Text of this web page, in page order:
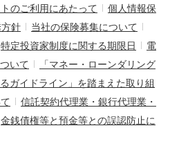
のご利用にあたって
個人情報保
針
当社の保険募集について
特定投資家制度に関する期限日
電
いて
「マネー・ローンダリング
ガイドライン」を踏まえた取り組
信託契約代理業・銀行代理業・
金銭債権等と預金等との誤認防止に